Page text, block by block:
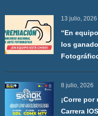
13 julio, 2026
“En
los
8 julio, 2026
¡Corre
Carrera